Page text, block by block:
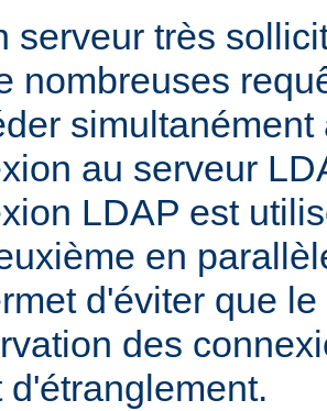
serveur très
nombreuses
simultanément
au serveur
LDAP est
en
d'éviter que
des
d'étranglement.